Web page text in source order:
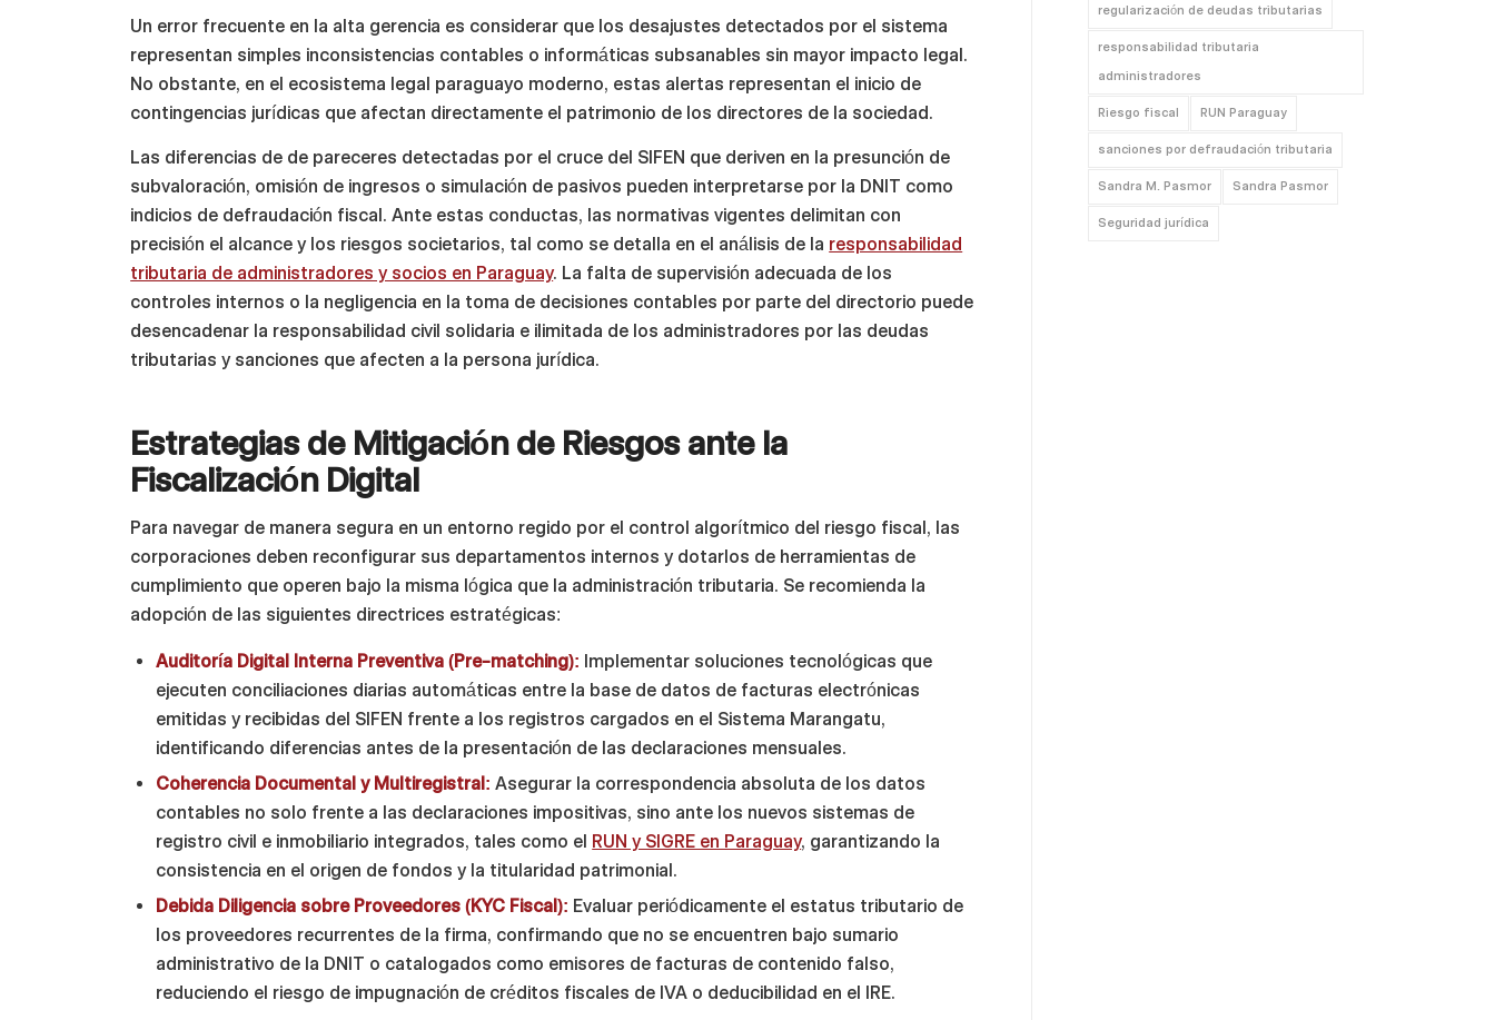
Un error frecuente en la alta gerencia es considerar que los desajustes detectados por el sistema
representan simples inconsistencias contables o informáticas subsanables sin mayor impacto legal.
No obstante, en el ecosistema legal paraguayo moderno, estas alertas representan el inicio de
contingencias jurídicas que afectan directamente el patrimonio de los directores de la sociedad.
Las diferencias de de pareceres detectadas por el cruce del SIFEN que deriven en la presunción de
subvaloración, omisión de ingresos o simulación de pasivos pueden interpretarse por la DNIT como
indicios de defraudación fiscal. Ante estas conductas, las normativas vigentes delimitan con
precisión el alcance y los riesgos societarios, tal como se detalla en el análisis de la responsabilidad
tributaria de administradores y socios en Paraguay. La falta de supervisión adecuada de los
controles internos o la negligencia en la toma de decisiones contables por parte del directorio puede
desencadenar la responsabilidad civil solidaria e ilimitada de los administradores por las deudas
tributarias y sanciones que afecten a la persona jurídica.
Estrategias de Mitigación de Riesgos ante la
Fiscalización Digital
Para navegar de manera segura en un entorno regido por el control algorítmico del riesgo fiscal, las
corporaciones deben reconfigurar sus departamentos internos y dotarlos de herramientas de
cumplimiento que operen bajo la misma lógica que la administración tributaria. Se recomienda la
adopción de las siguientes directrices estratégicas:
Auditoría Digital Interna Preventiva (Pre-matching): Implementar soluciones tecnológicas que
ejecuten conciliaciones diarias automáticas entre la base de datos de facturas electrónicas
emitidas y recibidas del SIFEN frente a los registros cargados en el Sistema Marangatu,
identificando diferencias antes de la presentación de las declaraciones mensuales.
Coherencia Documental y Multiregistral: Asegurar la correspondencia absoluta de los datos
contables no solo frente a las declaraciones impositivas, sino ante los nuevos sistemas de
registro civil e inmobiliario integrados, tales como el RUN y SIGRE en Paraguay, garantizando la
consistencia en el origen de fondos y la titularidad patrimonial.
Debida Diligencia sobre Proveedores (KYC Fiscal): Evaluar periódicamente el estatus tributario de
los proveedores recurrentes de la firma, confirmando que no se encuentren bajo sumario
administrativo de la DNIT o catalogados como emisores de facturas de contenido falso,
reduciendo el riesgo de impugnación de créditos fiscales de IVA o deducibilidad en el IRE.
regularización de deudas tributarias
responsabilidad tributaria
administradores
Riesgo fiscal RUN Paraguay
sanciones por defraudación tributaria
Sandra M. Pasmor Sandra Pasmor
Seguridad jurídica